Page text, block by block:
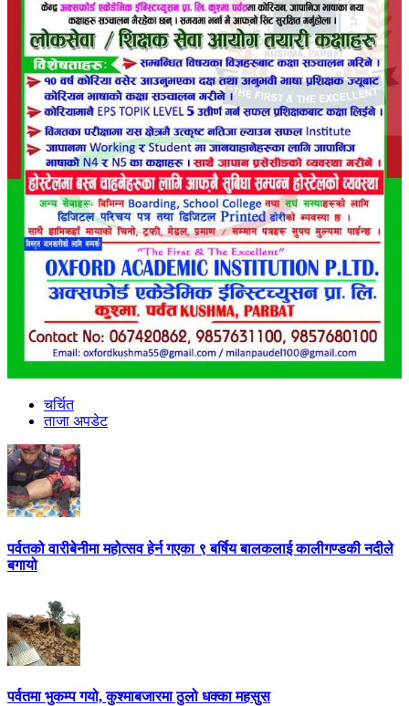
चर्चित
ताजा अपडेट
पर्वतको वारीबेनीमा महोत्सव हेर्न गएका ९ बर्षिय बालकलाई कालीगण्डकी नदीले
बगायो
पर्वतमा भुकम्प गयो, कुश्माबजारमा ठुलो धक्का महसुस